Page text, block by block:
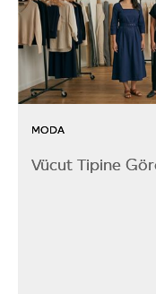
MODA
Vücut Tipine